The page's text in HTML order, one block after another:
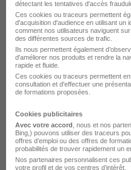
Voir l’offre
Adsearch
Toulouse - 31 CDD
27
6 mois
détectant les tentatives d'accès
Ces cookies ou traceurs permettent
d'acquisition d'audience en utilisant un
comment nos utilisateurs naviguent
des différentes sources de trafic.
Ils nous permettent également
d'améliorer nos produits et rendre la
rapide et fluide.
Ces cookies ou traceurs permettent
consultation et d'effectuer une
de formations proposées.
Cookies publicitaires
Avec votre accord , nous et nos
Bing,) pouvons utiliser des traceurs
offres d’emploi ou des offres de
probabilités de trouver rapidement un
Nos partenaires personnalisent ces
votre profil et de vos centres d’intérêt.